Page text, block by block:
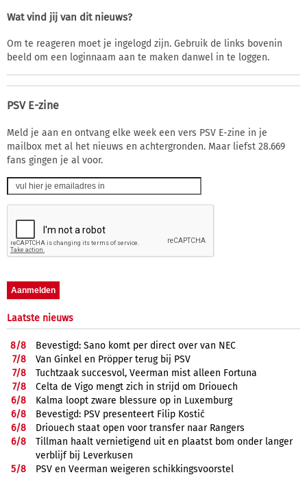
Wat vind jij van dit nieuws?
Om te reageren moet je ingelogd zijn. Gebruik de links bovenin
beeld om een loginnaam aan te maken danwel in te loggen.
PSV E-zine
Meld je aan en ontvang elke week een vers PSV E-zine in je
mailbox met al het nieuws en achtergronden. Maar liefst 28.669
fans gingen je al voor.
Laatste nieuws
8/8
Bevestigd: Sano komt per direct over van NEC
7/8
Van Ginkel en Pröpper terug bij PSV
7/8
Tuchtzaak succesvol, Veerman mist alleen Fortuna
7/8
Celta de Vigo mengt zich in strijd om Driouech
6/8
Kalma loopt zware blessure op in Luxemburg
6/8
Bevestigd: PSV presenteert Filip Kostić
6/8
Driouech staat open voor transfer naar Rangers
6/8
Tillman haalt vernietigend uit en plaatst bom onder langer
verblijf bij Leverkusen
5/8
PSV en Veerman weigeren schikkingsvoorstel